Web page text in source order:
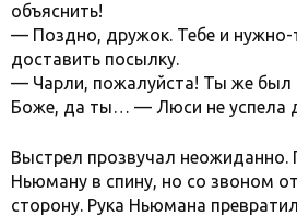
объяснить!
— Поздно, дружок. Тебе и нужно-
доставить посылку.
— Чарли, пожалуйста! Ты же был
Боже, да ты… — Люси не успела
Выстрел прозвучал неожиданно.
Ньюману в спину, но со звоном
сторону. Рука Ньюмана